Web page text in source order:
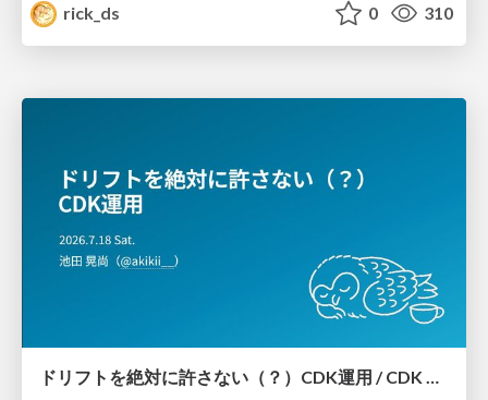
rick_ds
0 310
ドリフトを絶対に許さない（？）CDK運用 / CDK Ops with Zero Tolerance for Drifts (?)